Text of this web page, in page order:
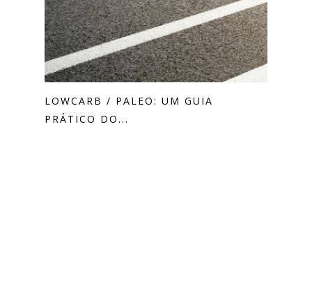
LOWCARB / PALEO: UM GUIA
PRÁTICO DO...